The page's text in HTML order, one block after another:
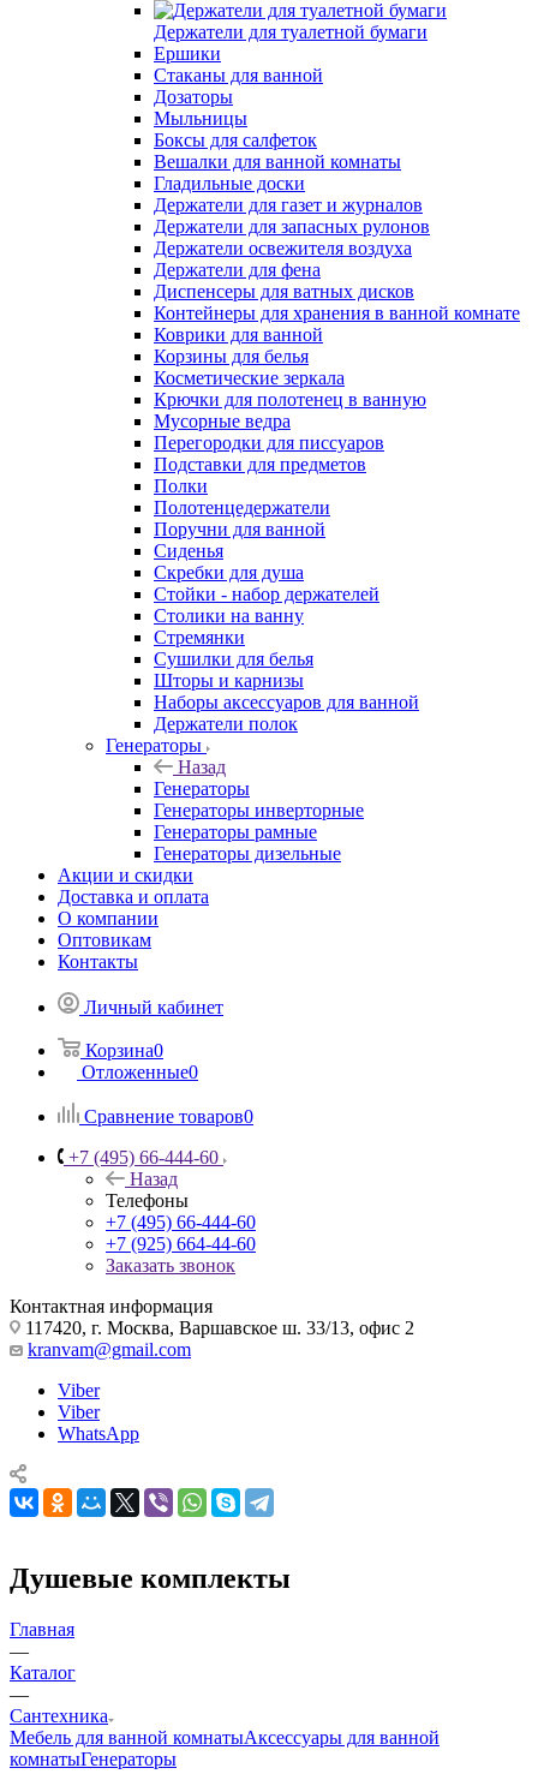
Держатели для туалетной бумаги
Ершики
Стаканы для ванной
Дозаторы
Мыльницы
Боксы для салфеток
Вешалки для ванной комнаты
Гладильные доски
Держатели для газет и журналов
Держатели для запасных рулонов
Держатели освежителя воздуха
Держатели для фена
Диспенсеры для ватных дисков
Контейнеры для хранения в ванной комнате
Коврики для ванной
Корзины для белья
Косметические зеркала
Крючки для полотенец в ванную
Мусорные ведра
Перегородки для писсуаров
Подставки для предметов
Полки
Полотенцедержатели
Поручни для ванной
Сиденья
Скребки для душа
Стойки - набор держателей
Столики на ванну
Стремянки
Сушилки для белья
Шторы и карнизы
Наборы аксессуаров для ванной
Держатели полок
Генераторы
Назад
Генераторы
Генераторы инверторные
Генераторы рамные
Генераторы дизельные
Акции и скидки
Доставка и оплата
О компании
Оптовикам
Контакты
Личный кабинет
Корзина0
Отложенные0
Сравнение товаров0
+7 (495) 66-444-60
Назад
Телефоны
+7 (495) 66-444-60
+7 (925) 664-44-60
Заказать звонок
Контактная информация
117420, г. Москва, Варшавское ш. 33/13, офис 2
kranvam@gmail.com
Viber
Viber
WhatsApp
Душевые комплекты
Главная
—
Каталог
—
Сантехника
Мебель для ванной комнатыАксессуары для ванной
комнатыГенераторы